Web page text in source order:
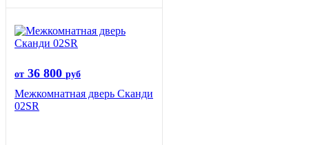
от 36 800 руб
Межкомнатная дверь Сканди
02SR